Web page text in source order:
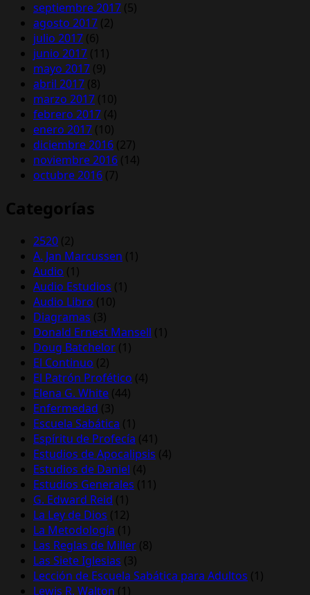
septiembre 2017 (5)
agosto 2017 (2)
julio 2017 (6)
junio 2017 (11)
mayo 2017 (9)
abril 2017 (8)
marzo 2017 (10)
febrero 2017 (4)
enero 2017 (10)
diciembre 2016 (27)
noviembre 2016 (14)
octubre 2016 (7)
Categorías
2520 (2)
A. Jan Marcussen (1)
Audio (1)
Audio Estudios (1)
Audio Libro (10)
Diagramas (3)
Donald Ernest Mansell (1)
Doug Batchelor (1)
El Continuo (2)
El Patrón Profético (4)
Elena G. White (44)
Enfermedad (3)
Escuela Sabática (1)
Espíritu de Profecía (41)
Estudios de Apocalipsis (4)
Estudios de Daniel (4)
Estudios Generales (11)
G. Edward Reid (1)
La Ley de Dios (12)
La Metodología (1)
Las Reglas de Miller (8)
Las Siete Iglesias (3)
Lección de Escuela Sabática para Adultos (1)
Lewis R. Walton (1)